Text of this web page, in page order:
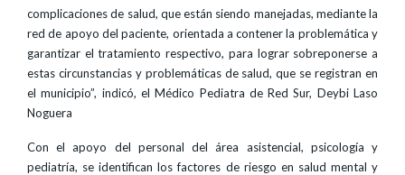
complicaciones de salud, que están siendo manejadas, mediante la
red de apoyo del paciente, orientada a contener la problemática y
garantizar el tratamiento respectivo, para lograr sobreponerse a
estas circunstancias y problemáticas de salud, que se registran en
el municipio”, indicó, el Médico Pediatra de Red Sur, Deybi Laso
Noguera
Con el apoyo del personal del área asistencial, psicología y
pediatría, se identifican los factores de riesgo en salud mental y